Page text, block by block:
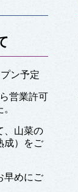
ン予定
営業許可
、山菜の
成）をご
早めにご